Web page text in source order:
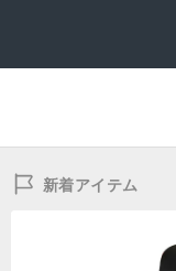
新着アイテム